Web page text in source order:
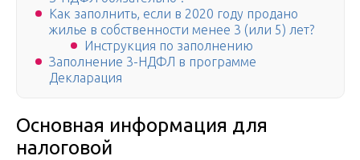
Как заполнить, если в 2020 году продано
жилье в собственности менее 3 (или 5) лет?
Инструкция по заполнению
Заполнение 3-НДФЛ в программе
Декларация
Основная информация для
налоговой